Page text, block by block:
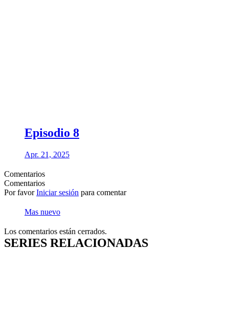
Episodio 8
Apr. 21, 2025
Comentarios
Comentarios
Por favorIniciar sesión para comentar
Mas nuevo
Los comentarios están cerrados.
SERIES RELACIONADAS